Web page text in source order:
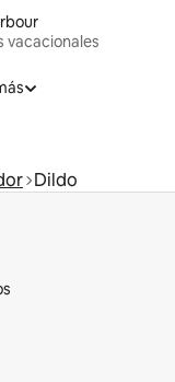
vacacionales
Dildo